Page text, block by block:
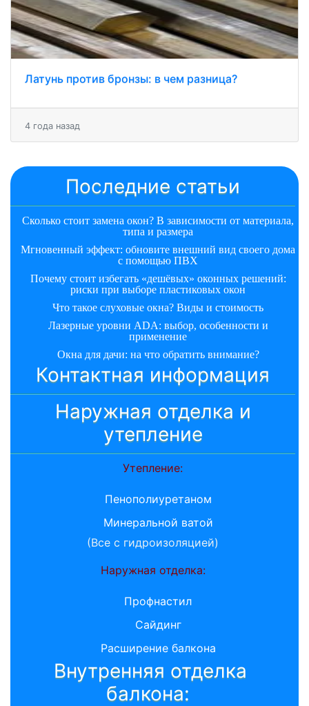
Латунь против бронзы: в чем разница?
4 года назад
Последние статьи
Сколько стоит замена окон? В зависимости от материала,
типа и размера
Мгновенный эффект: обновите внешний вид своего дома
с помощью ПВХ
Почему стоит избегать «дешёвых» оконных решений:
риски при выборе пластиковых окон
Что такое слуховые окна? Виды и стоимость
Лазерные уровни ADA: выбор, особенности и
применение
Окна для дачи: на что обратить внимание?
Контактная информация
Наружная отделка и
утепление
Утепление:
Пенополиуретаном
Минеральной ватой
(Все с гидроизоляцией)
Наружная отделка:
Профнастил
Сайдинг
Расширение балкона
Внутренняя отделка
балкона: